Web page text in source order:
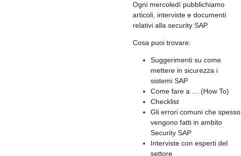
Ogni mercoledì pubblichiamo
articoli, interviste e documenti
relativi alla security SAP.
Cosa puoi trovare:
Suggerimenti su come
mettere in sicurezza i
sistemi SAP
Come fare a … (How To)
Checklist
Gli errori comuni che spesso
vengono fatti in ambito
Security SAP
Interviste con esperti del
settore